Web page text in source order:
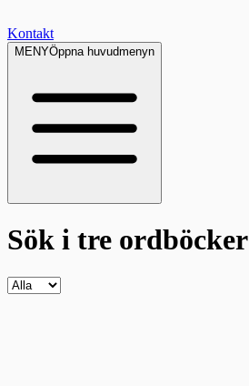
Kontakt
MENYÖppna huvudmenyn
Sök i tre ordböcker